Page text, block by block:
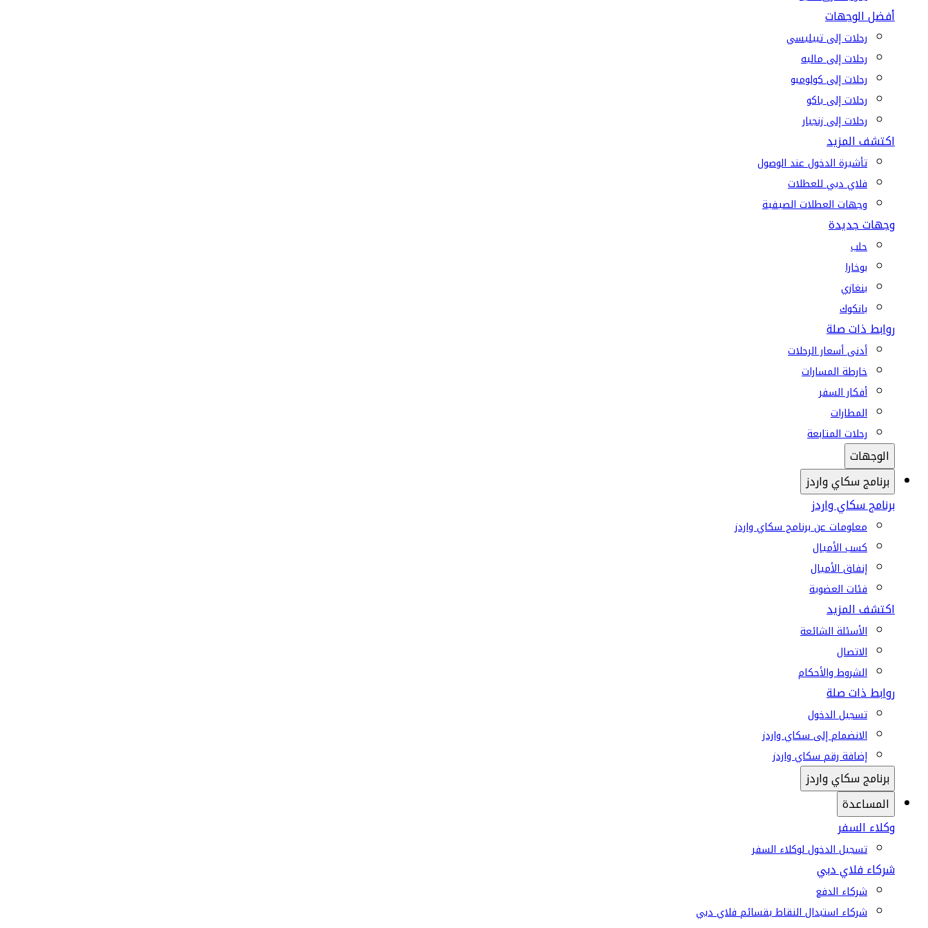
أفضل الوجهات
رحلات إلى تبيليسي
رحلات إلى ماليه
رحلات إلى كولومبو
رحلات إلى باكو
رحلات إلى زنجبار
اكتشف المزيد
تأشيرة الدخول عند الوصول
فلاي دبي للعطلات
وجهات العطلات الصيفية
وجهات جديدة
حلب
بوخارا
بنغازي
بانكوك
روابط ذات صلة
أدنى أسعار الرحلات
خارطة المسارات
أفكار السفر
المطارات
رحلات المتابعة
الوجهات
برنامج سكاي واردز
برنامج سكاي واردز
معلومات عن برنامج سكاي واردز
كسب الأميال
إنفاق الأميال
فئات العضوية
اكتشف المزيد
الأسئلة الشائعة
الاتصال
الشروط والأحكام
روابط ذات صلة
تسجيل الدخول
الانضمام إلى سكاي واردز
إضافة رقم سكاي واردز
برنامج سكاي واردز
المساعدة
وكلاء السفر
تسجيل الدخول لوكلاء السفر
شركاء فلاي دبي
شركاء الدفع
شركاء استبدال النقاط بقسائم فلاي دبي